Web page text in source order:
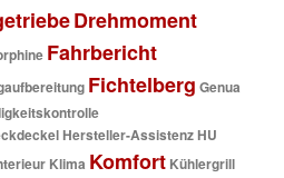
Drehmoment
Fahrbericht
Fichtelberg Genua
Hersteller-AssistenzHU
Klima Komfort Kühlergrill